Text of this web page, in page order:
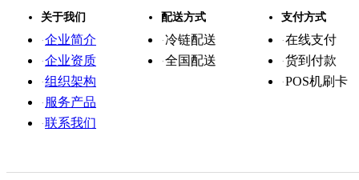
关于我们
·企业简介
·企业资质
·组织架构
· 服务产品
·联系我们
配送方式
·冷链配送
·全国配送
支付方式
·在线支付
·货到付款
·POS机刷卡